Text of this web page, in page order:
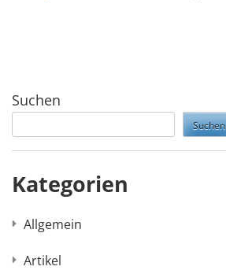
Suchen
Suchen
Kategorien
Allgemein
Artikel